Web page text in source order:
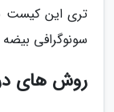
تری این کیست
سونوگرافی بیضه
روش های